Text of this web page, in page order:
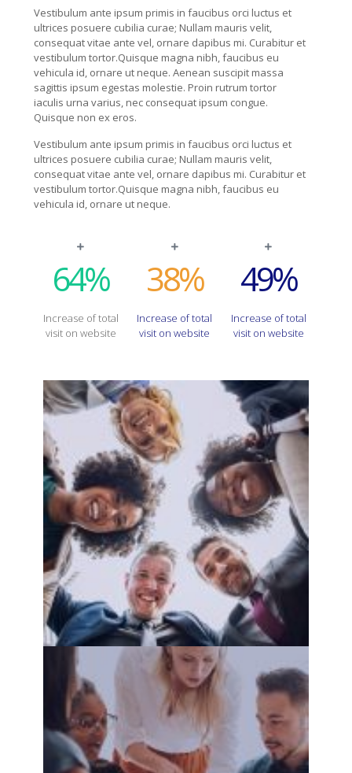
Vestibulum ante ipsum primis in faucibus orci luctus et
ultrices posuere cubilia curae; Nullam mauris velit,
consequat vitae ante vel, ornare dapibus mi. Curabitur et
vestibulum tortor.Quisque magna nibh, faucibus eu
vehicula id, ornare ut neque. Aenean suscipit massa
sagittis ipsum egestas molestie. Proin rutrum tortor
iaculis urna varius, nec consequat ipsum congue.
Quisque non ex eros.
Vestibulum ante ipsum primis in faucibus orci luctus et
ultrices posuere cubilia curae; Nullam mauris velit,
consequat vitae ante vel, ornare dapibus mi. Curabitur et
vestibulum tortor.Quisque magna nibh, faucibus eu
vehicula id, ornare ut neque.
64%
Increase of total
visit on website
38%
Increase of total
visit on website
49%
Increase of total
visit on website